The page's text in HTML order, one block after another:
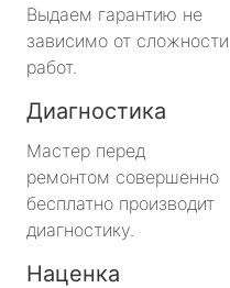
Выдаем гарантию не
зависимо от сложности
работ.
Диагностика
Мастер перед
ремонтом совершенно
бесплатно производит
диагностику.
Наценка